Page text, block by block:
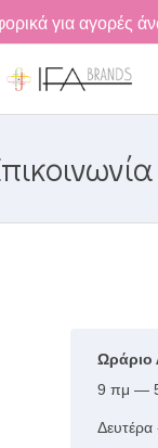
για αγορές
Ωράριο
9 πμ —